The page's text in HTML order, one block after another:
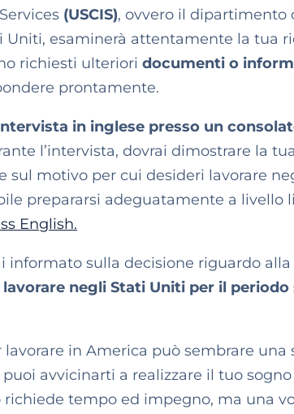
(USCIS), ovvero il dipartimento
Uniti, esaminerà attentamente la tua
richiesti ulteriori documenti o
prontamente.
in inglese presso un
l’intervista, dovrai dimostrare la
sul motivo per cui desideri lavorare
prepararsi adeguatamente a livello
English.
informato sulla decisione riguardo
lavorare negli Stati Uniti per il
in America può sembrare una
puoi avvicinarti a realizzare il tuo
richiede tempo ed impegno, ma una